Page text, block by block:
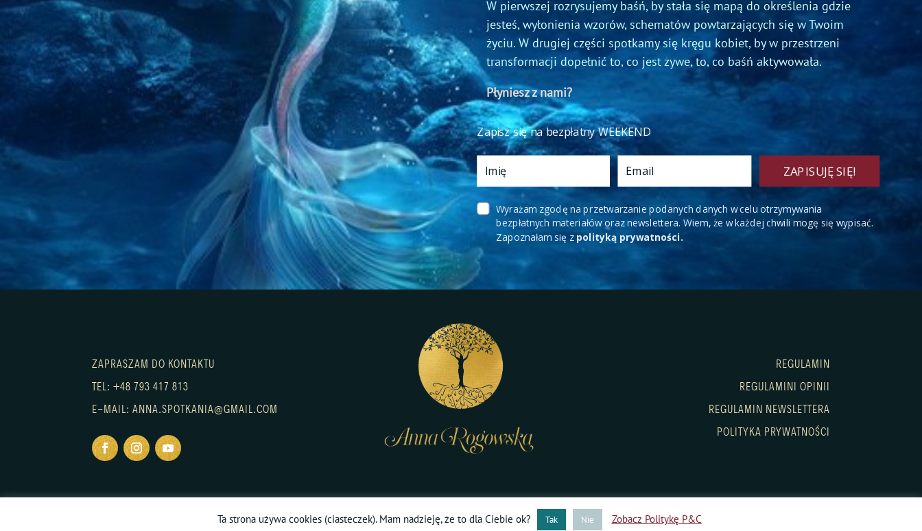
W pierwszej rozrysujemy baśń, by stała się mapą do określenia gdzie
jesteś, wyłonienia wzorów, schematów powtarzających się w Twoim
życiu. W drugiej części spotkamy się kręgu kobiet, by w przestrzeni
transformacji dopełnić to, co jest żywe, to, co baśń aktywowała.
Płyniesz z nami?
Zapisz się na bezpłatny WEEKEND
ZAPISUJĘ SIĘ!
Wyrażam zgodę na prze­twa­rza­nie podanych danych w celu otrzy­my­wa­nia
bezpłatnych materiałów oraz new­slet­tera. Wiem, że w każdej chwili mogę się wypisać.
Zapoznałam się z polityką prywatności.
ZAPRASZAM DO KONTAKTU
TEL: +48 793 417 813
E-MAIL: ANNA.SPOTKANIA@GMAIL.COM
REGULAMIN
REGULAMINI OPINII
REGULAMIN NEWSLETTERA
POLITYKA PRYWATNOŚCI
Ta strona używa cookies (ciasteczek). Mam nadzieję, że to dla Ciebie ok? Tak Nie Zobacz Politykę P&C